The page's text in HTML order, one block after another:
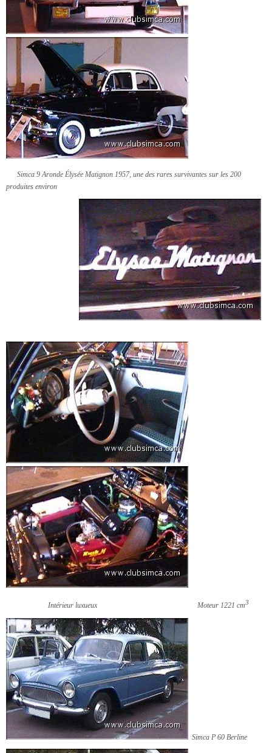
Simca 9 Aronde Élysée Matignon 1957, une des rares survivantes sur les 200
produites environ
Intérieur luxueux Moteur 1221 cm3
Simca P 60 Berline